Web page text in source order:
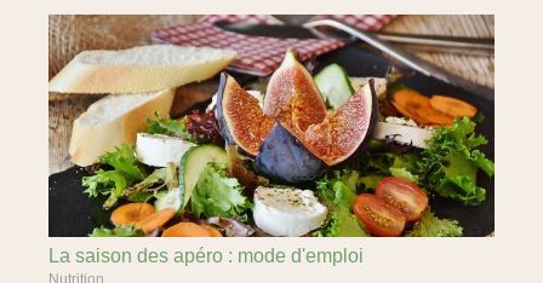
La saison des apéro : mode d'emploi
Nutrition